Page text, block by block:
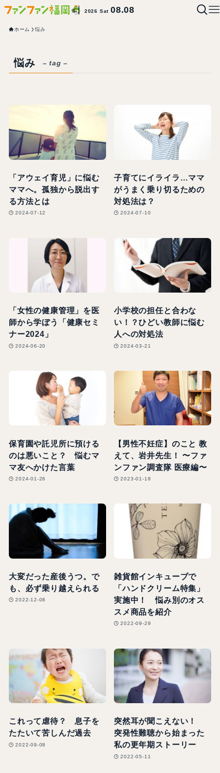
2026 Sat08.08
ホーム 悩み
悩み – tag –
「アウェイ育児」に悩む
ママへ。孤独から脱出す
る方法とは
2024-07-12
子育てにイライラ…ママ
がうまく乗り切るための
対処法は？
2024-07-10
「女性の健康管理」を医
師から学ぼう「健康セミ
ナー2024」
2024-06-20
小学校の担任と合わな
い！？ひどい教師に悩む
人への対処法
2024-03-21
保育園や託児所に預ける
のは悪いこと？ 悩むマ
マ友へかけた言葉
2024-01-26
【男性不妊症】のこと 教
えて、岩井先生！ 〜ファ
ンファン調査隊 医療編〜
2023-01-18
大変だった産後うつ。で
も、必ず乗り越えられる
2022-12-08
雑貨館インキューブで
「ハンドクリーム特集」
実施中！ 悩み別のオス
スメ商品を紹介
2022-09-29
これって虐待？ 息子を
たたいて苦しんだ過去
2022-09-08
突然耳が聞こえない！
突発性難聴から始まった
私の更年期ストーリー
2022-05-11